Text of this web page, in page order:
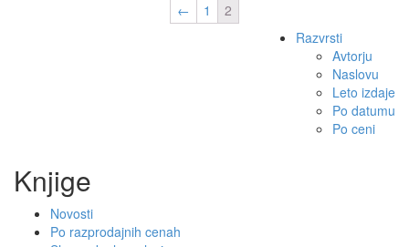
Knjige
Novosti
Po razprodajnih cenah
← 1
2
Razvrsti
Avtorju
Naslovu
Leto izdaje
Po datumu
Po ceni